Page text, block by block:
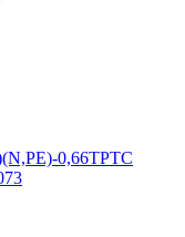
0,66ТРТС